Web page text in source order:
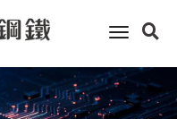
toggle